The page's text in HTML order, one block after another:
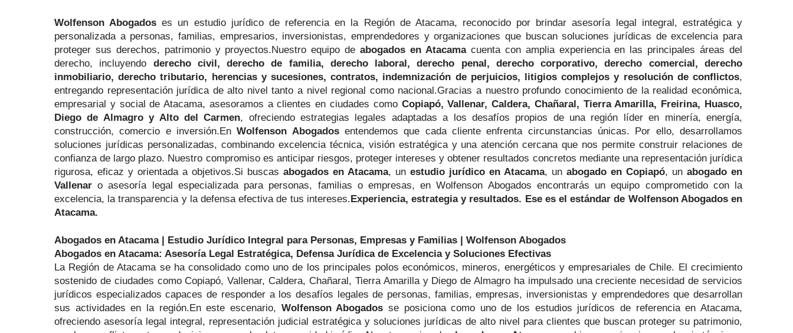
Wolfenson Abogados es un estudio jurídico de referencia en la Región de Atacama, reconocido por brindar asesoría legal integral, estratégica y
personalizada a personas, familias, empresarios, inversionistas, emprendedores y organizaciones que buscan soluciones jurídicas de excelencia para
proteger sus derechos, patrimonio y proyectos.Nuestro equipo deabogados en Atacamacuenta con amplia experiencia en las principales áreas del
derecho, incluyendo derecho civil, derecho de familia, derecho laboral, derecho penal, derecho corporativo, derecho comercial, derecho
inmobiliario, derecho tributario, herencias y sucesiones, contratos, indemnización de perjuicios, litigios complejos y resolución de conflictos,
entregando representación jurídica de alto nivel tanto a nivel regional como nacional.Gracias a nuestro profundo conocimiento de la realidad económica,
empresarial y social de Atacama, asesoramos a clientes en ciudades como Copiapó, Vallenar, Caldera, Chañaral, Tierra Amarilla, Freirina, Huasco,
Diego de Almagro y Alto del Carmen, ofreciendo estrategias legales adaptadas a los desafíos propios de una región líder en minería, energía,
construcción, comercio e inversión.EnWolfenson Abogadosentendemos que cada cliente enfrenta circunstancias únicas. Por ello, desarrollamos
soluciones jurídicas personalizadas, combinando excelencia técnica, visión estratégica y una atención cercana que nos permite construir relaciones de
confianza de largo plazo. Nuestro compromiso es anticipar riesgos, proteger intereses y obtener resultados concretos mediante una representación jurídica
rigurosa, eficaz y orientada a objetivos.Si buscas abogados en Atacama, un estudio jurídico en Atacama, un abogado en Copiapó, un abogado en
Vallenar o asesoría legal especializada para personas, familias o empresas, en Wolfenson Abogados encontrarás un equipo comprometido con la
excelencia, la transparencia y la defensa efectiva de tus intereses.Experiencia, estrategia y resultados. Ese es el estándar de Wolfenson Abogados en
Atacama.
Abogados en Atacama | Estudio Jurídico Integral para Personas, Empresas y Familias | Wolfenson Abogados
Abogados en Atacama: Asesoría Legal Estratégica, Defensa Jurídica de Excelencia y Soluciones Efectivas
La Región de Atacama se ha consolidado como uno de los principales polos económicos, mineros, energéticos y empresariales de Chile. El crecimiento
sostenido de ciudades como Copiapó, Vallenar, Caldera, Chañaral, Tierra Amarilla y Diego de Almagro ha impulsado una creciente necesidad de servicios
jurídicos especializados capaces de responder a los desafíos legales de personas, familias, empresas, inversionistas y emprendedores que desarrollan
sus actividades en la región.En este escenario, Wolfenson Abogados se posiciona como uno de los estudios jurídicos de referencia en Atacama,
ofreciendo asesoría legal integral, representación judicial estratégica y soluciones jurídicas de alto nivel para clientes que buscan proteger su patrimonio,